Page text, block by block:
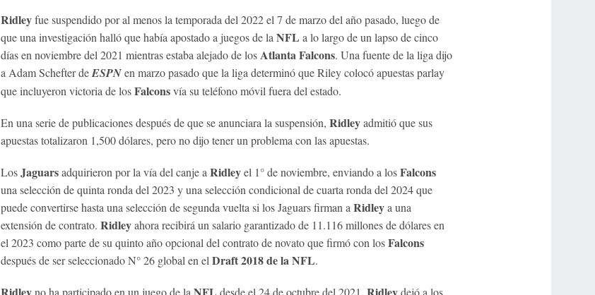
Ridleyfue suspendido por al menos la temporada del 2022 el 7 de marzo del año pasado, luego de
que una investigación halló que había apostado a juegos de laNFL a lo largo de un lapso de cinco
días en noviembre del 2021 mientras estaba alejado de losAtlanta Falcons. Una fuente de la liga dijo
a Adam Schefter deESPNen marzo pasado que la liga determinó que Riley colocó apuestas parlay
que incluyeron victoria de losFalconsvía su teléfono móvil fuera del estado.
En una serie de publicaciones después de que se anunciara la suspensión, Ridleyadmitió que sus
apuestas totalizaron 1,500 dólares, pero no dijo tener un problema con las apuestas.
LosJaguarsadquirieron por la vía del canje aRidleyel 1° de noviembre, enviando a losFalcons
una selección de quinta ronda del 2023 y una selección condicional de cuarta ronda del 2024 que
puede convertirse hasta una selección de segunda vuelta si los Jaguars firman aRidleya una
extensión de contrato. Ridleyahora recibirá un salario garantizado de 11.116 millones de dólares en
el 2023 como parte de su quinto año opcional del contrato de novato que firmó con losFalcons
después de ser seleccionado N° 26 global en elDraft 2018 de la NFL.